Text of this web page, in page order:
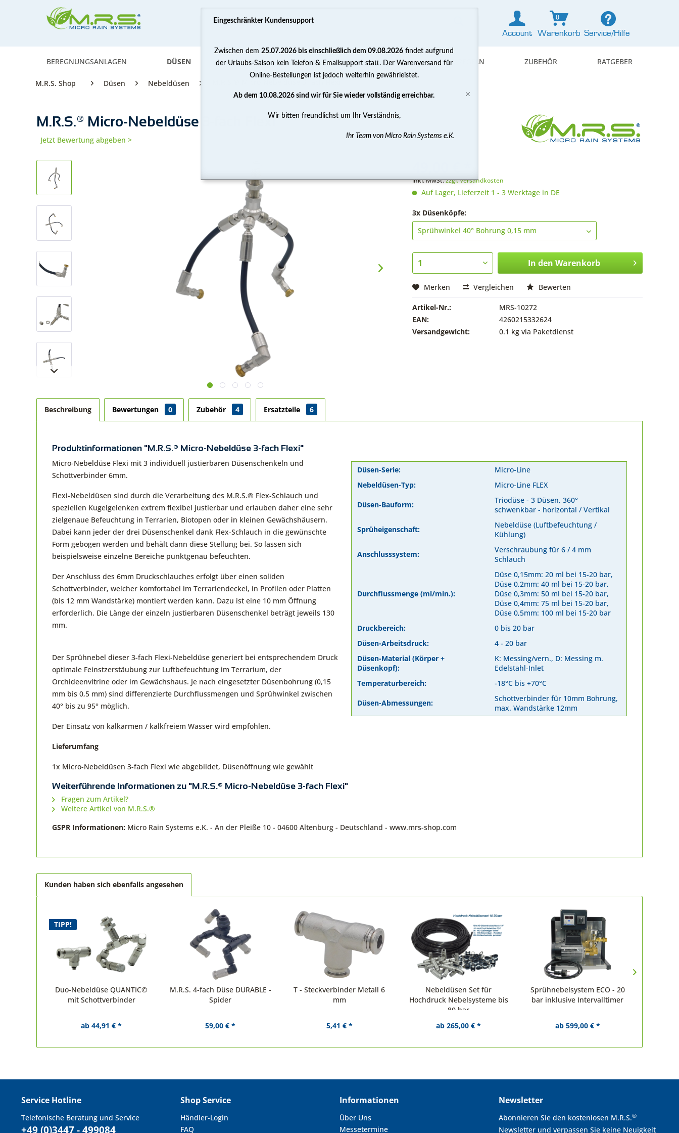
Service/Hilfe
Account
0
Warenkorb
BEREGNUNGSANLAGEN DÜSEN PUMPEN WASSERAUFBEREITUNG MESSEN & REGELN ZUBEHÖR RATGEBER
M.R.S. Shop Düsen Nebeldüsen M.R.S.® Micro-Nebeldüse 3-fach Flexi
M.R.S.® Micro-Nebeldüse 3-fach Flexi
Jetzt Bewertung abgeben >
inkl. MwSt.zzgl. Versandkosten
Auf Lager, Lieferzeit 1 - 3 Werktage in DE
3x Düsenköpfe:
In den Warenkorb
Merken Vergleichen Bewerten
Artikel-Nr.:
MRS-10272
EAN:
4260215332624
Versandgewicht:
0.1 kg via Paketdienst
Beschreibung Bewertungen 0 Zubehör 4 Ersatzteile 6
Produktinformationen "M.R.S.® Micro-Nebeldüse 3-fach Flexi"
Düsen-Serie:
Micro-Line
Nebeldüsen-Typ:
Micro-Line FLEX
Düsen-Bauform:
Triodüse - 3 Düsen, 360°
schwenkbar - horizontal / Vertikal
Sprüheigenschaft:
Nebeldüse (Luftbefeuchtung /
Kühlung)
Anschlusssystem:
Verschraubung für 6 / 4 mm
Schlauch
Durchflussmenge (ml/min.):
Düse 0,15mm: 20 ml bei 15-20 bar,
Düse 0,2mm: 40 ml bei 15-20 bar,
Düse 0,3mm: 50 ml bei 15-20 bar,
Düse 0,4mm: 75 ml bei 15-20 bar,
Düse 0,5mm: 100 ml bei 15-20 bar
Druckbereich:
0 bis 20 bar
Düsen-Arbeitsdruck:
4 - 20 bar
Düsen-Material (Körper +
Düsenkopf):
K: Messing/vern., D: Messing m.
Edelstahl-Inlet
Temperaturbereich:
-18°C bis +70°C
Düsen-Abmessungen:
Schottverbinder für 10mm Bohrung,
max. Wandstärke 12mm
Micro-Nebeldüse Flexi mit 3 individuell justierbaren Düsenschenkeln und
Schottverbinder 6mm.
Flexi-Nebeldüsen sind durch die Verarbeitung des M.R.S.® Flex-Schlauch und
speziellen Kugelgelenken extrem flexibel justierbar und erlauben daher eine sehr
zielgenaue Befeuchtung in Terrarien, Biotopen oder in kleinen Gewächshäusern.
Dabei kann jeder der drei Düsenschenkel dank Flex-Schlauch in die gewünschte
Form gebogen werden und behält dann diese Stellung bei. So lassen sich
beispielsweise einzelne Bereiche punktgenau befeuchten.
Der Anschluss des 6mm Druckschlauches erfolgt über einen soliden
Schottverbinder, welcher komfortabel im Terrariendeckel, in Profilen oder Platten
(bis 12 mm Wandstärke) montiert werden kann. Dazu ist eine 10 mm Öffnung
erforderlich. Die Länge der einzeln justierbaren Düsenschenkel beträgt jeweils 130
mm.
Der Sprühnebel dieser 3-fach Flexi-Nebeldüse generiert bei entsprechendem Druck
optimale Feinstzerstäubung zur Luftbefeuchtung im Terrarium, der
Orchideenvitrine oder im Gewächshaus. Je nach eingesetzter Düsenbohrung (0,15
mm bis 0,5 mm) sind differenzierte Durchflussmengen und Sprühwinkel zwischen
40° bis zu 95° möglich.
Der Einsatz von kalkarmen / kalkfreiem Wasser wird empfohlen.
Lieferumfang
1x Micro-Nebeldüsen 3-fach Flexi wie abgebildet, Düsenöffnung wie gewählt
Weiterführende Informationen zu "M.R.S.® Micro-Nebeldüse 3-fach Flexi"
Fragen zum Artikel?
Weitere Artikel von M.R.S.®
GSPR Informationen: Micro Rain Systems e.K. - An der Pleiße 10 - 04600 Altenburg - Deutschland - www.mrs-shop.com
Kunden haben sich ebenfalls angesehen
TIPP!
Duo-Nebeldüse QUANTIC©
mit Schottverbinder
ab 44,91 € *
M.R.S. 4-fach Düse DURABLE -
Spider
59,00 € *
T - Steckverbinder Metall 6
mm
5,41 € *
Nebeldüsen Set für
Hochdruck Nebelsysteme bis
80 bar
ab 265,00 € *
Sprühnebelsystem ECO - 20
bar inklusive Intervalltimer
ab 599,00 € *
Service Hotline
Telefonische Beratung und Service
+49 (0)3447 - 499084
Shop Service
Händler-Login
FAQ
Informationen
Über Uns
Messetermine
Newsletter
Abonnieren Sie den kostenlosen M.R.S.®
Newsletter und verpassen Sie keine Neuigkeit
Eingeschränkter Kundensupport
Zwischen dem 25.07.2026 bis einschließlich dem 09.08.2026 findet aufgrund
der Urlaubs-Saison kein Telefon & Emailsupport statt. Der Warenversand für
Online-Bestellungen ist jedoch weiterhin gewährleistet.
Ab dem 10.08.2026 sind wir für Sie wieder vollständig erreichbar.
Wir bitten freundlichst um Ihr Verständnis,
Ihr Team von Micro Rain Systems e.K.